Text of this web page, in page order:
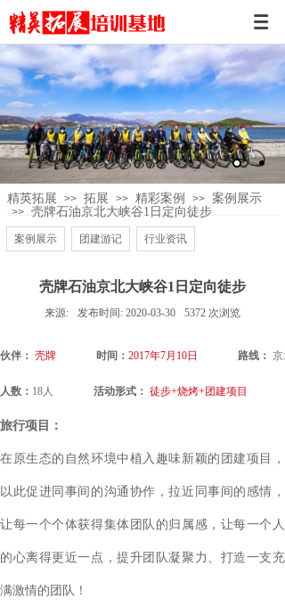
精英拓展 >> 拓展 >> 精彩案例 >> 案例展示
>> 壳牌石油京北大峡谷1日定向徒步
案例展示 团建游记 行业资讯
壳牌石油京北大峡谷1日定向徒步
来源: 发布时间: 2020-03-30 5372 次浏览
伙伴： 壳牌 时间： 2017年7月10日 路线： 京
人数： 18人 活动形式： 徒步+烧烤+团建项目
旅行项目：
在原生态的自然环境中植入趣味新颖的团建项目，
以此促进同事间的沟通协作，拉近同事间的感情，
让每一个个体获得集体团队的归属感，让每一个人
的心离得更近一点，提升团队凝聚力、打造一支充
满激情的团队！